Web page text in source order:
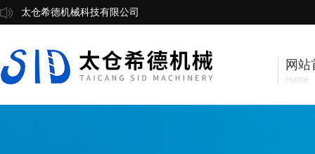
太仓希德机械科技有限公司
网站
Home